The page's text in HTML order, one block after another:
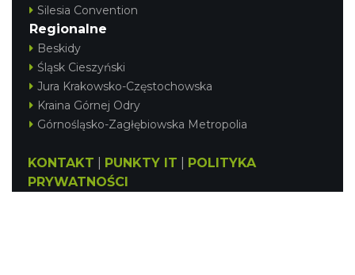
Silesia Convention
Regionalne
Beskidy
Śląsk Cieszyński
Jura Krakowsko-Częstochowska
Kraina Górnej Odry
Górnośląsko-Zagłębiowska Metropolia
KONTAKT PUNKTY IT
POLITYKA
PRYWATNOŚCI